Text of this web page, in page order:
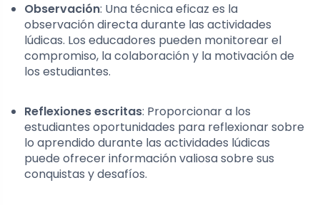
Observación: Una técnica eficaz es la
observación directa durante las actividades
lúdicas. Los educadores pueden monitorear el
compromiso, la colaboración y la motivación de
los estudiantes.
Reflexiones escritas: Proporcionar a los
estudiantes oportunidades para reflexionar sobre
lo aprendido durante las actividades lúdicas
puede ofrecer información valiosa sobre sus
conquistas y desafíos.